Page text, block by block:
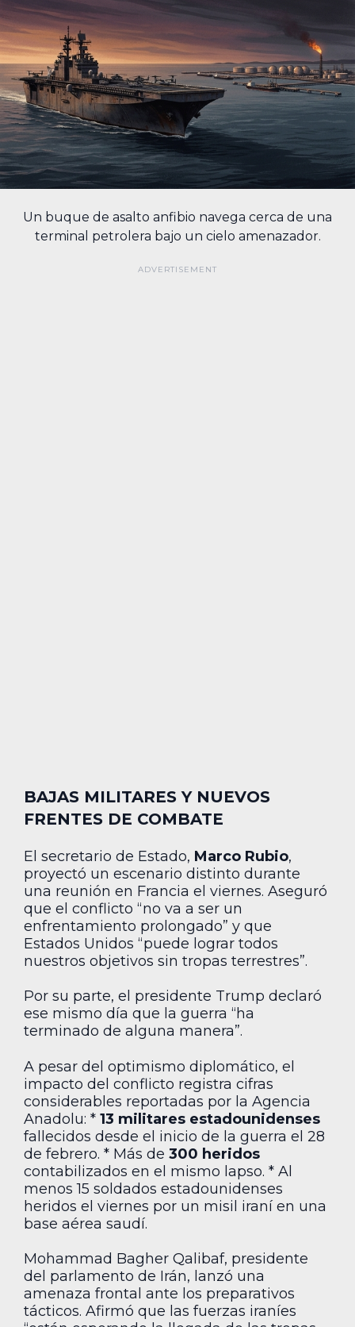
Un buque de asalto anfibio navega cerca de una
terminal petrolera bajo un cielo amenazador.
BAJAS MILITARES Y NUEVOS
FRENTES DE COMBATE
El secretario de Estado, Marco Rubio,
proyectó un escenario distinto durante
una reunión en Francia el viernes. Aseguró
que el conflicto “no va a ser un
enfrentamiento prolongado” y que
Estados Unidos “puede lograr todos
nuestros objetivos sin tropas terrestres”.
Por su parte, el presidente Trump declaró
ese mismo día que la guerra “ha
terminado de alguna manera”.
A pesar del optimismo diplomático, el
impacto del conflicto registra cifras
considerables reportadas por la Agencia
Anadolu: * 13 militares estadounidenses
fallecidos desde el inicio de la guerra el 28
de febrero. * Más de 300 heridos
contabilizados en el mismo lapso. * Al
menos 15 soldados estadounidenses
heridos el viernes por un misil iraní en una
base aérea saudí.
Mohammad Bagher Qalibaf, presidente
del parlamento de Irán, lanzó una
amenaza frontal ante los preparativos
tácticos. Afirmó que las fuerzas iraníes